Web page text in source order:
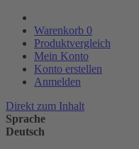
Warenkorb 0
Produktvergleich
Mein Konto
Konto erstellen
Anmelden
Direkt zum Inhalt
Sprache
Deutsch